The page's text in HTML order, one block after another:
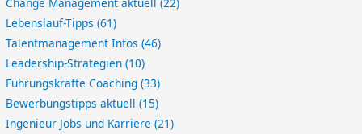
Lebenslauf-Tipps(61)
Talentmanagement Infos(46)
Leadership-Strategien(10)
Führungskräfte Coaching(33)
Bewerbungstipps aktuell(15)
Ingenieur Jobs und Karriere(21)